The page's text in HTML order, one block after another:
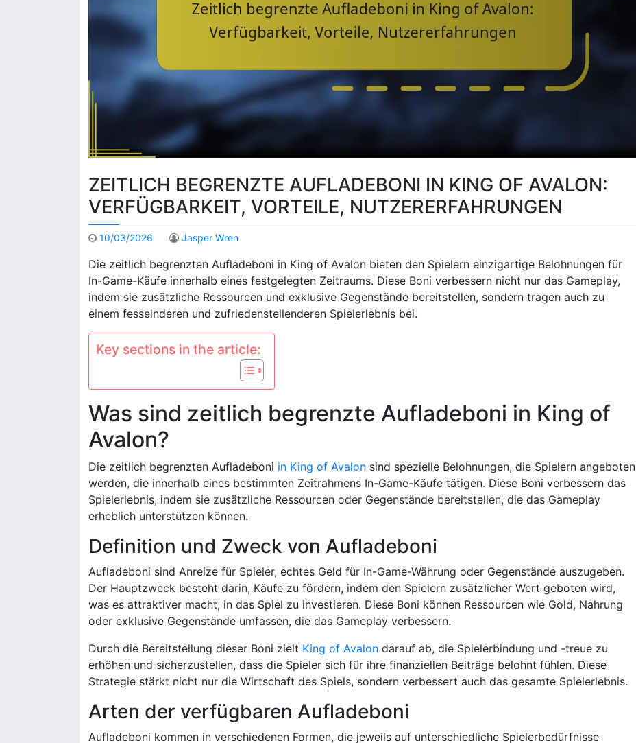
ZEITLICH BEGRENZTE AUFLADEBONI IN KING OF AVALON:
VERFÜGBARKEIT, VORTEILE, NUTZERERFAHRUNGEN
10/03/2026 Jasper Wren
Die zeitlich begrenzten Aufladeboni in King of Avalon bieten den Spielern einzigartige Belohnungen für
In-Game-Käufe innerhalb eines festgelegten Zeitraums. Diese Boni verbessern nicht nur das Gameplay,
indem sie zusätzliche Ressourcen und exklusive Gegenstände bereitstellen, sondern tragen auch zu
einem fesselnderen und zufriedenstellenderen Spielerlebnis bei.
Key sections in the article:
Was sind zeitlich begrenzte Aufladeboni in King of
Avalon?
Die zeitlich begrenzten Aufladeboni in King of Avalon sind spezielle Belohnungen, die Spielern angeboten
werden, die innerhalb eines bestimmten Zeitrahmens In-Game-Käufe tätigen. Diese Boni verbessern das
Spielerlebnis, indem sie zusätzliche Ressourcen oder Gegenstände bereitstellen, die das Gameplay
erheblich unterstützen können.
Definition und Zweck von Aufladeboni
Aufladeboni sind Anreize für Spieler, echtes Geld für In-Game-Währung oder Gegenstände auszugeben.
Der Hauptzweck besteht darin, Käufe zu fördern, indem den Spielern zusätzlicher Wert geboten wird,
was es attraktiver macht, in das Spiel zu investieren. Diese Boni können Ressourcen wie Gold, Nahrung
oder exklusive Gegenstände umfassen, die das Gameplay verbessern.
Durch die Bereitstellung dieser Boni zielt King of Avalon darauf ab, die Spielerbindung und -treue zu
erhöhen und sicherzustellen, dass die Spieler sich für ihre finanziellen Beiträge belohnt fühlen. Diese
Strategie stärkt nicht nur die Wirtschaft des Spiels, sondern verbessert auch das gesamte Spielerlebnis.
Arten der verfügbaren Aufladeboni
Aufladeboni kommen in verschiedenen Formen, die jeweils auf unterschiedliche Spielerbedürfnisse